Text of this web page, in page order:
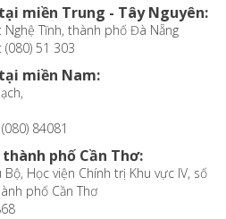
miền Trung - Tây Nguyên:
Tĩnh, thành phố Đà Nẵng
51 303
miền Nam:
84081
phố Cần Thơ:
Học viện Chính trị Khu vực IV, số
phố Cần Thơ